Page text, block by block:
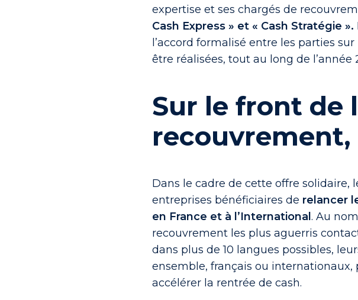
expertise et ses chargés de
Cash Express » et « Cash Stratégie ».
l’accord formalisé entre les parties
être réalisées, tout au long de l’année
Sur le front de
recouvrement,
Dans le cadre de cette offre solidaire,
entreprises bénéficiaires de relancer
en France et à l’International. Au
recouvrement les plus aguerris
dans plus de 10 langues possibles,
ensemble, français ou
accélérer la rentrée de cash.